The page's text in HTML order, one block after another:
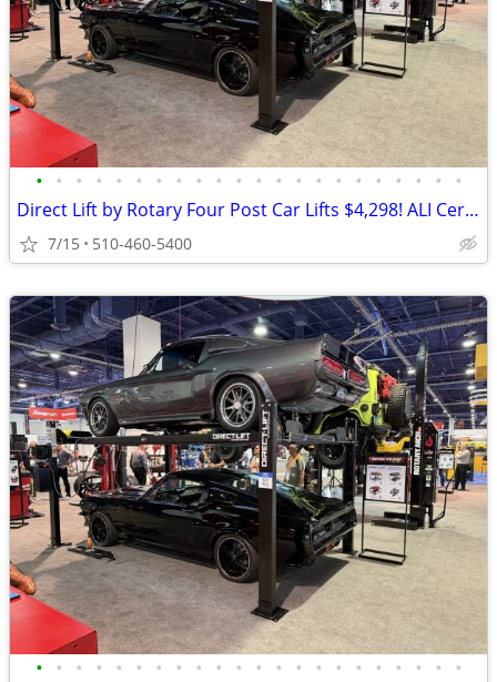
• • • • • • • • • • • • • • • • • • • • • •
Direct Lift by Rotary Four Post Car Lifts $4,298! ALI Certified!
7/15 510-460-5400
• • • • • • • • • • • • • • • • • • • • • •